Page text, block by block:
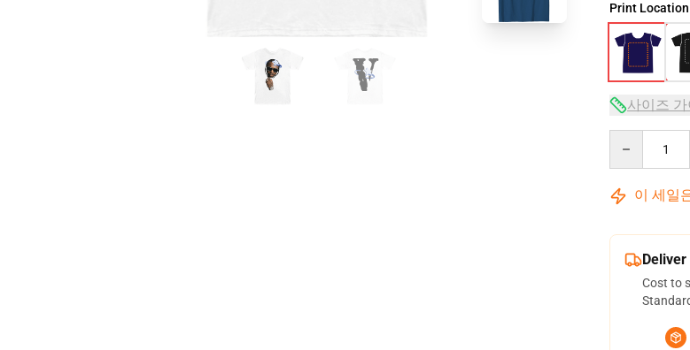
Print Location
사이즈
이 세일
Cost to